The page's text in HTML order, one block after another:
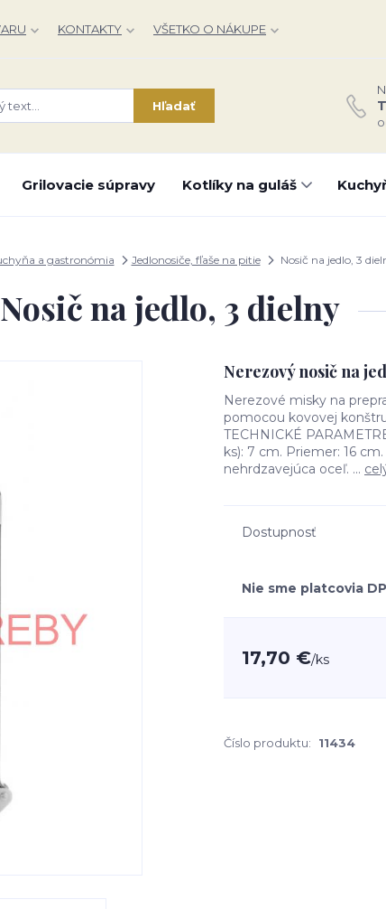
KONTAKTY VŠETKO O NÁKUPE
Hľadať
Grilovacie súpravy Kotlíky na guláš
a gastronómia Jedlonosiče, fľaše na pitie Nosič na jedlo, 3
Nosič na jedlo, 3 dielny
Nerezový nosič na
Nerezové misky na
pomocou kovovej
TECHNICKÉ
ks): 7 cm. Priemer: 16
nehrdzavejúca oceľ. ...
Dostupnosť
Nie sme platcovia
17,70 €/ks
Číslo produktu: 11434